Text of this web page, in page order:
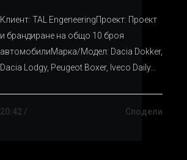
Клиент: TAL EngeneeringПроект: Проект
и брандиране на общо 10 броя
автомобилиМарка/Модел: Dacia Dokker,
Dacia Lodgy, Peugeot Boxer, Iveco Daily...
20:42 / Сподели